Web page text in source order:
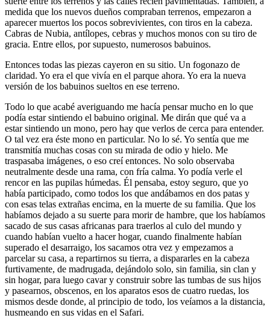
medida que los nuevos dueños compraban terrenos, empezaron a
aparecer muertos los pocos sobrevivientes, con tiros en la cabeza.
Cabras de Nubia, antílopes, cebras y muchos monos con su tiro de
gracia. Entre ellos, por supuesto, numerosos babuinos.
Entonces todas las piezas cayeron en su sitio. Un fogonazo de
claridad. Yo era el que vivía en el parque ahora. Yo era la nueva
versión de los babuinos sueltos en ese terreno.
Todo lo que acabé averiguando me hacía pensar mucho en lo que
podía estar sintiendo el babuino original. Me dirán que qué va a
estar sintiendo un mono, pero hay que verlos de cerca para entender.
O tal vez era éste mono en particular. No lo sé. Yo sentía que me
transmitía muchas cosas con su mirada de odio y hielo. Me
traspasaba imágenes, o eso creí entonces. No solo observaba
neutralmente desde una rama, con fría calma. Yo podía verle el
rencor en las pupilas húmedas. Él pensaba, estoy seguro, que yo
había participado, como todos los que andábamos en dos patas y
con esas telas extrañas encima, en la muerte de su familia. Que los
habíamos dejado a su suerte para morir de hambre, que los habíamos
sacado de sus casas africanas para traerlos al culo del mundo y
cuando habían vuelto a hacer hogar, cuando finalmente habían
superado el desarraigo, los sacamos otra vez y empezamos a
parcelar su casa, a repartirnos su tierra, a dispararles en la cabeza
furtivamente, de madrugada, dejándolo solo, sin familia, sin clan y
sin hogar, para luego cavar y construir sobre las tumbas de sus hijos
y pasearnos, obscenos, en los aparatos esos de cuatro ruedas, los
mismos desde donde, al principio de todo, los veíamos a la distancia,
husmeando en sus vidas en el Safari.